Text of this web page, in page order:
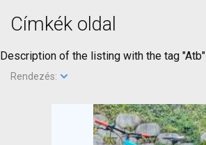
Címkék oldal
Description of the listing with the tag "Atb"
Rendezés: